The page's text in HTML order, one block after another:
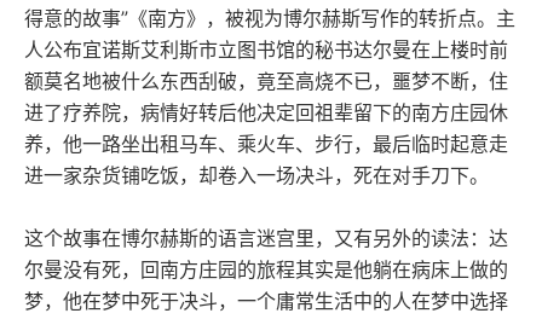
得意的故事”《南方》，被视为博尔赫斯写作的转折点。主
人公布宜诺斯艾利斯市立图书馆的秘书达尔曼在上楼时前
额莫名地被什么东西刮破，竟至高烧不已，噩梦不断，住
进了疗养院，病情好转后他决定回祖辈留下的南方庄园休
养，他一路坐出租马车、乘火车、步行，最后临时起意走
进一家杂货铺吃饭，却卷入一场决斗，死在对手刀下。
这个故事在博尔赫斯的语言迷宫里，又有另外的读法：达
尔曼没有死，回南方庄园的旅程其实是他躺在病床上做的
梦，他在梦中死于决斗，一个庸常生活中的人在梦中选择